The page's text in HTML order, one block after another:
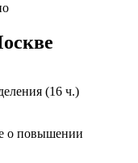
(16 ч.)
о повышении